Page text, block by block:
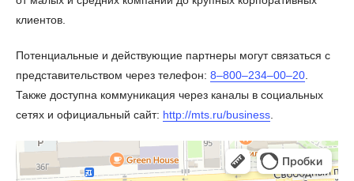
клиентов.
Потенциальные и действующие партнеры могут связаться с
представительством через телефон: 8‒800‒234‒00‒20
Также доступна коммуникация через каналы в социальных
сетях и официальный сайт: http://mts.ru/business